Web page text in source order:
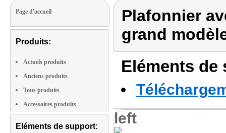
Page d'accueil
Produits:
Actuels produits
Anciens produits
Tous produits
Accessoires produits
Eléments de support:
Plafonnier
grand
Eléments
left